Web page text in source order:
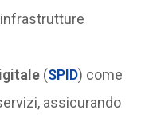
(SPID) come
assicurando